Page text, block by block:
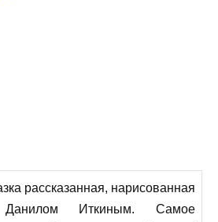
рассказанная, нарисованная
Иткиным. Самое